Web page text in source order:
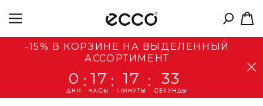
-15% В КОРЗИНЕ НА ВЫДЕЛЕННЫЙ
АССОРТИМЕНТ
0
ДНИ
: 17
ЧАСЫ
: 17
МИНУТЫ
: 33
СЕКУНДЫ